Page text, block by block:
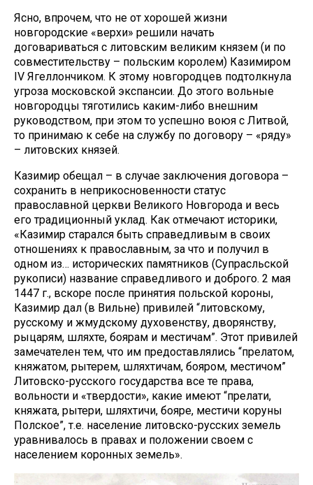
Ясно, впрочем, что не от хорошей жизни
новгородские «верхи» решили начать
договариваться с литовским великим князем (и по
совместительству – польским королем) Казимиром
IV Ягеллончиком. К этому новгородцев подтолкнула
угроза московской экспансии. До этого вольные
новгородцы тяготились каким-либо внешним
руководством, при этом то успешно воюя с Литвой,
то принимаю к себе на службу по договору – «ряду»
– литовских князей.
Казимир обещал – в случае заключения договора –
сохранить в неприкосновенности статус
православной церкви Великого Новгорода и весь
его традиционный уклад. Как отмечают историки,
«Казимир старался быть справедливым в своих
отношениях к православным, за что и получил в
одном из… исторических памятников (Супрасльской
рукописи) название справедливого и доброго. 2 мая
1447 г., вскоре после принятия польской короны,
Казимир дал (в Вильне) привилей “литовскому,
русскому и жмудскому духовенству, дворянству,
рыцарям, шляхте, боярам и местичам”. Этот привилей
замечателен тем, что им предоставлялись “прелатом,
княжатом, рытерем, шляхтичам, бояром, местичом”
Литовско-русского государства все те права,
вольности и «твердости», какие имеют “прелати,
княжата, рытери, шляхтичи, бояре, местичи коруны
Полское”, т.е. население литовско-русских земель
уравнивалось в правах и положении своем с
населением коронных земель».